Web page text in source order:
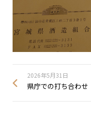
2026年5月31日
県庁での打ち合わせ